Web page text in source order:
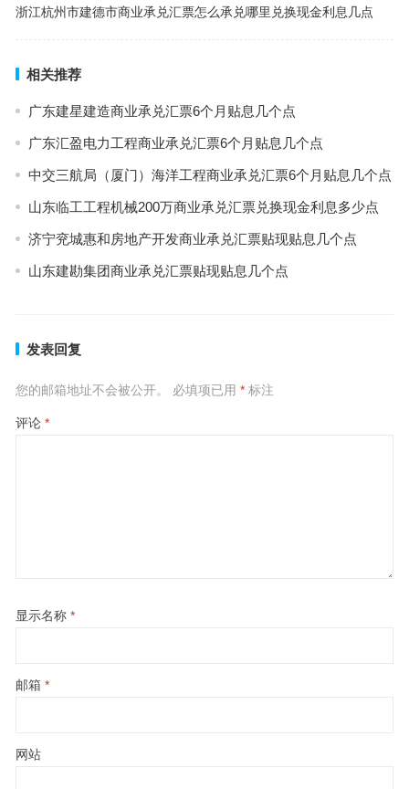
浙江杭州市建德市商业承兑汇票怎么承兑哪里兑换现金利息几点
相关推荐
广东建星建造商业承兑汇票6个月贴息几个点
广东汇盈电力工程商业承兑汇票6个月贴息几个点
中交三航局（厦门）海洋工程商业承兑汇票6个月贴息几个点
山东临工工程机械200万商业承兑汇票兑换现金利息多少点
济宁兖城惠和房地产开发商业承兑汇票贴现贴息几个点
山东建勘集团商业承兑汇票贴现贴息几个点
发表回复
您的邮箱地址不会被公开。 必填项已用 *标注
评论 *
显示名称 *
邮箱 *
网站